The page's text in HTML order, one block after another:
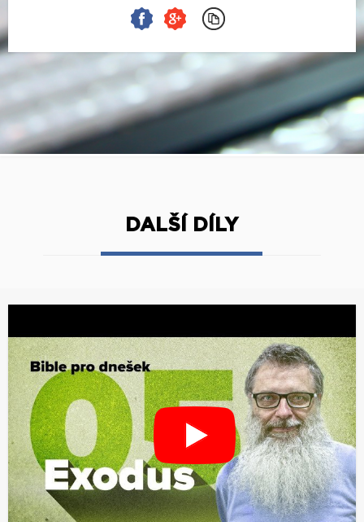
DALŠÍ DÍLY